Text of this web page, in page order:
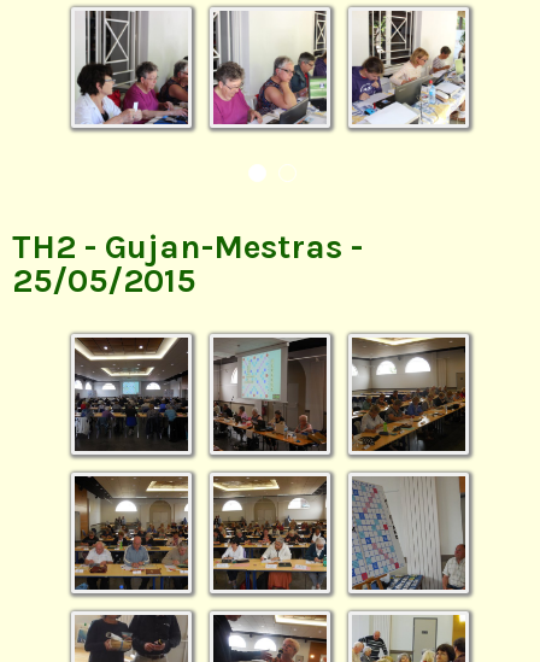
TH2 - Gujan-Mestras -
25/05/2015